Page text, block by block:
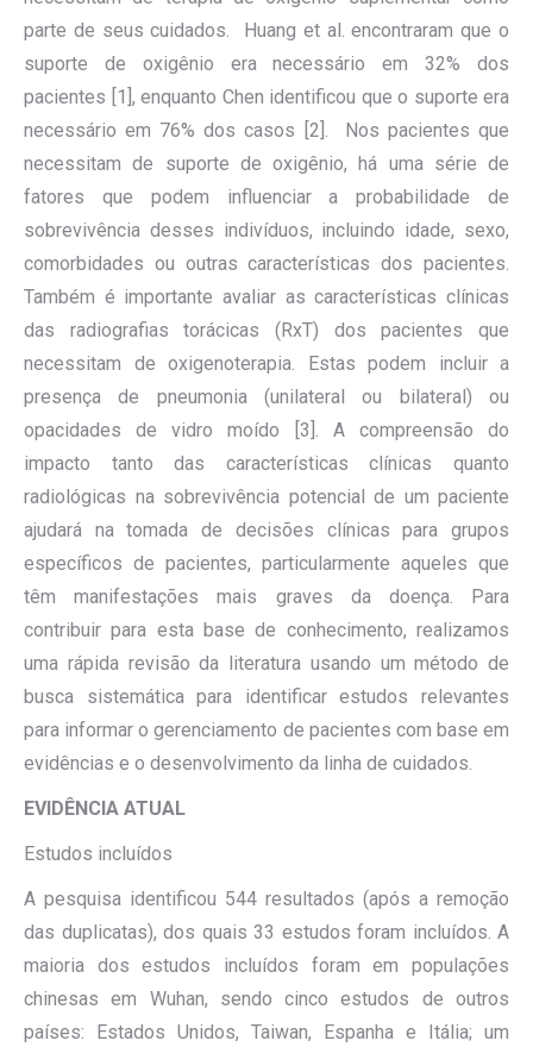
parte de seus cuidados. Huang et al. encontraram que o
suporte de oxigênio era necessário em 32% dos
pacientes [1], enquanto Chen identificou que o suporte era
necessário em 76% dos casos [2]. Nos pacientes que
necessitam de suporte de oxigênio, há uma série de
fatores que podem influenciar a probabilidade de
sobrevivência desses indivíduos, incluindo idade, sexo,
comorbidades ou outras características dos pacientes.
Também é importante avaliar as características clínicas
das radiografias torácicas (RxT) dos pacientes que
necessitam de oxigenoterapia. Estas podem incluir a
presença de pneumonia (unilateral ou bilateral) ou
opacidades de vidro moído [3]. A compreensão do
impacto tanto das características clínicas quanto
radiológicas na sobrevivência potencial de um paciente
ajudará na tomada de decisões clínicas para grupos
específicos de pacientes, particularmente aqueles que
têm manifestações mais graves da doença. Para
contribuir para esta base de conhecimento, realizamos
uma rápida revisão da literatura usando um método de
busca sistemática para identificar estudos relevantes
para informar o gerenciamento de pacientes com base em
evidências e o desenvolvimento da linha de cuidados.
EVIDÊNCIA ATUAL
Estudos incluídos
A pesquisa identificou 544 resultados (após a remoção
das duplicatas), dos quais 33 estudos foram incluídos. A
maioria dos estudos incluídos foram em populações
chinesas em Wuhan, sendo cinco estudos de outros
países: Estados Unidos, Taiwan, Espanha e Itália; um